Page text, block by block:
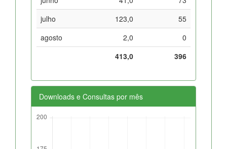
julho
123,0
55
agosto
2,0
0
413,0
396
Downloads e Consultas por mês